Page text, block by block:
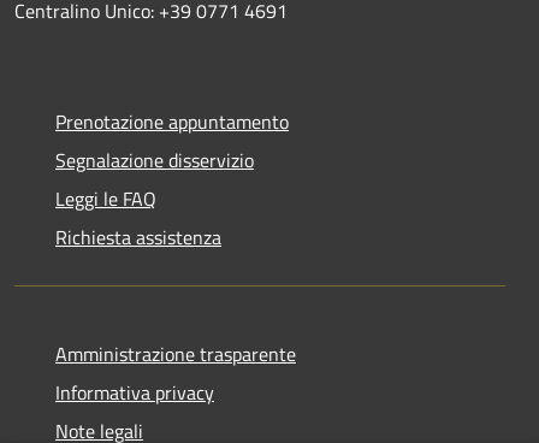
Centralino Unico: +39 0771 4691
Prenotazione appuntamento
Segnalazione disservizio
Leggi le FAQ
Richiesta assistenza
Amministrazione trasparente
Informativa privacy
Note legali